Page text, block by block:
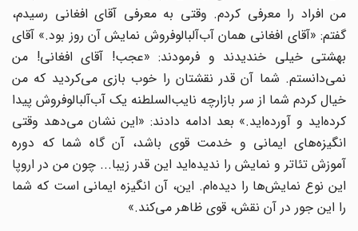
من افراد را معرفی کردم. وقتی به معرفی آقای افغانی رسیدم،
گفتم: «آقای افغانی همان ‌آب‌آلبالوفروش نمایش آن روز بود.» آقای
بهشتی خیلی خندیدند و فرمودند: «عجب! آقای افغانی! من
نمی‌دانستم. شما آن قدر نقشتان را خوب بازی می‌کردید که من
خیال کردم شما از سر بازارچه نایب‌السلطنه یک آب‌آلبالوفروش پیدا
کرده‌اید و آورده‌اید.» بعد ادامه دادند: «این نشان می‌دهد وقتی
انگیزه‌های ایمانی و خدمت قوی باشد، آن گاه شما که دوره
آموزش تئاتر و نمایش را ندیده‌اید این قدر زیبا... چون من در اروپا
این نوع نمایش‌ها را دیده‌ام. این، آن انگیزه ایمانی است که شما
را این جور در آن نقش، قوی ظاهر می‌کند.»